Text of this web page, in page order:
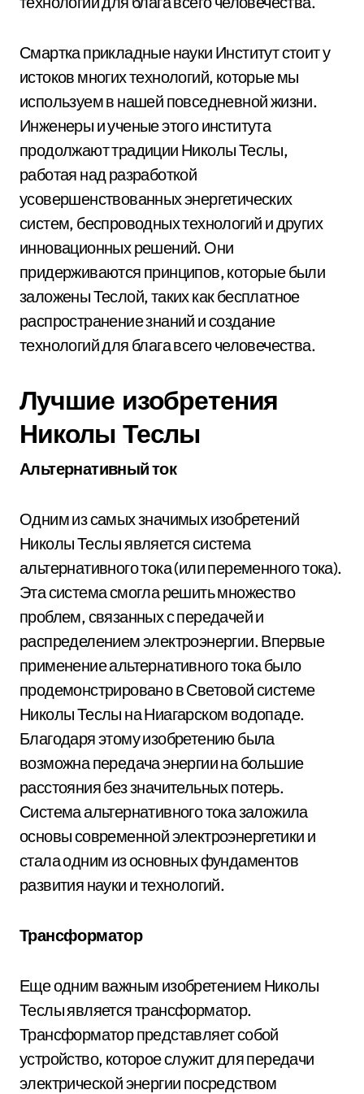
Смартка прикладные науки Институт стоит у
истоков многих технологий, которые мы
используем в нашей повседневной жизни.
Инженеры и ученые этого института
продолжают традиции Николы Теслы,
работая над разработкой
усовершенствованных энергетических
систем, беспроводных технологий и других
инновационных решений. Они
придерживаются принципов, которые были
заложены Теслой, таких как бесплатное
распространение знаний и создание
технологий для блага всего человечества.
Лучшие изобретения
Николы Теслы
Альтернативный ток
Одним из самых значимых изобретений
Николы Теслы является система
альтернативного тока (или переменного тока).
Эта система смогла решить множество
проблем, связанных с передачей и
распределением электроэнергии. Впервые
применение альтернативного тока было
продемонстрировано в Световой системе
Николы Теслы на Ниагарском водопаде.
Благодаря этому изобретению была
возможна передача энергии на большие
расстояния без значительных потерь.
Система альтернативного тока заложила
основы современной электроэнергетики и
стала одним из основных фундаментов
развития науки и технологий.
Трансформатор
Еще одним важным изобретением Николы
Теслы является трансформатор.
Трансформатор представляет собой
устройство, которое служит для передачи
электрической энергии посредством